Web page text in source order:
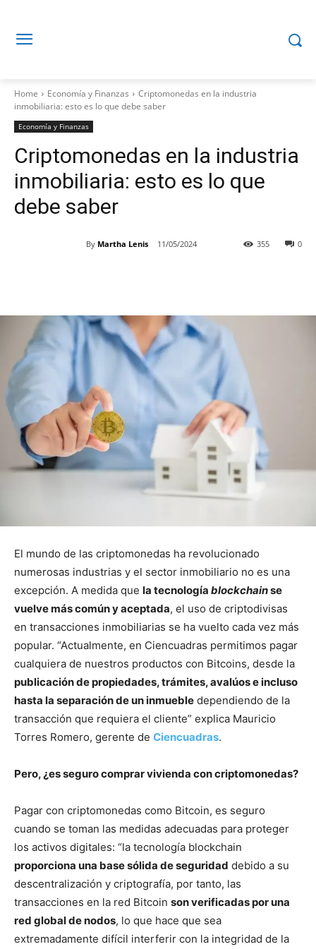
Home Economía y Finanzas
Criptomonedas en la industria
inmobiliaria: esto es lo que debe saber
Economía y Finanzas
Criptomonedas en la industria
inmobiliaria: esto es lo que
debe saber
By Martha Lenis 11/05/2024 0
355
El mundo de las criptomonedas ha revolucionado
numerosas industrias y el sector inmobiliario no es una
excepción. A medida que la tecnología blockchainse
vuelve más común y aceptada, el uso de criptodivisas
en transacciones inmobiliarias se ha vuelto cada vez más
popular. “Actualmente, en Ciencuadras permitimos pagar
cualquiera de nuestros productos con Bitcoins, desde la
publicación de propiedades, trámites, avalúos e incluso
hasta la separación de un inmueble dependiendo de la
transacción que requiera el cliente” explica Mauricio
Torres Romero, gerente de Ciencuadras.
Pero, ¿es seguro comprar vivienda con criptomonedas?
Pagar con criptomonedas como Bitcoin, es seguro
cuando se toman las medidas adecuadas para proteger
los activos digitales: “la tecnología blockchain
proporciona una base sólida de seguridad debido a su
descentralización y criptografía, por tanto, las
transacciones en la red Bitcoin son verificadas por una
red global de nodos, lo que hace que sea
extremadamente difícil interferir con la integridad de la